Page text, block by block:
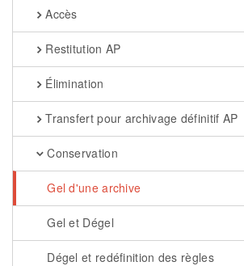
Accès
Restitution AP
Élimination
Transfert pour archivage définitif AP
Conservation
Gel d'une archive
Gel et Dégel
Dégel et redéfinition des règles